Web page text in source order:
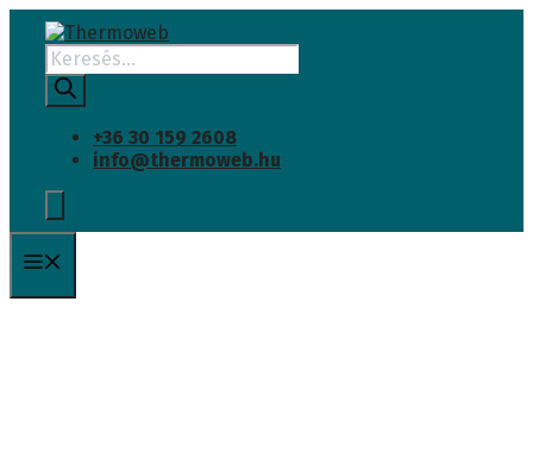
Kilépés
tartalomba
Products
search
+36 30 159 2608
info@thermoweb.hu
INGYENES SZÁLLÍTÁS